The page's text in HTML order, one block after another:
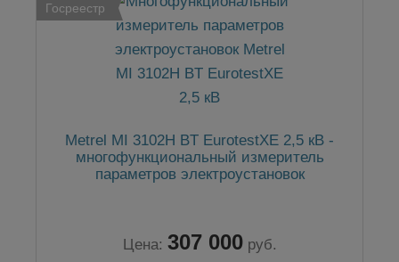
Госреестр
Metrel MI 3102H BT EurotestXE 2,5 кВ -
многофункциональный измеритель
параметров электроустановок
Цена: 307 000 руб.